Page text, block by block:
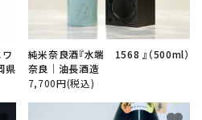
県
純米奈良酒『水端 1568 』（500ml）
奈良│油長酒造
7,700円(税込)